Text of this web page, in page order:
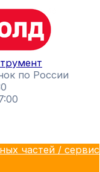
по России
частей / сервис